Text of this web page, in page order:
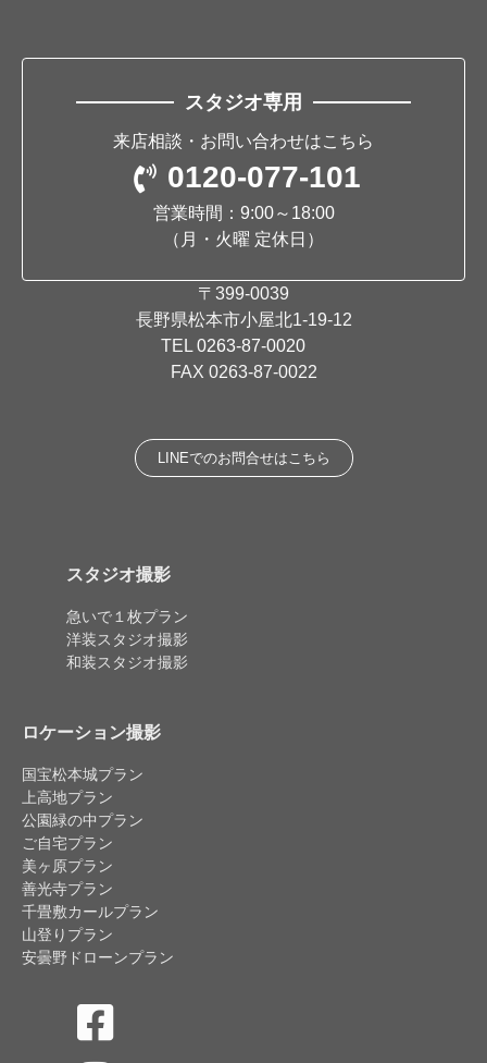
スタジオ専用
来店相談・お問い合わせはこちら
0120-077-101
営業時間：9:00～18:00
（月・火曜 定休日）
〒399-0039
長野県松本市小屋北1-19-12
TEL 0263-87-0020
FAX 0263-87-0022
LINEでのお問合せはこちら
スタジオ撮影
急いで１枚プラン
洋装スタジオ撮影
和装スタジオ撮影
ロケーション撮影
国宝松本城プラン
上高地プラン
公園緑の中プラン
ご自宅プラン
美ヶ原プラン
善光寺プラン
千畳敷カールプラン
山登りプラン
安曇野ドローンプラン